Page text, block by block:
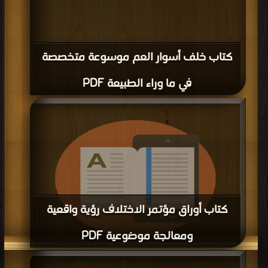
كتاب خلف أسوار العم موسوعة متخصصة
في ما وراء الطبيعة PDF
كتاب أوراق مؤتمر الاختلاف رؤية واقعية
ومعالجة موضوعية PDF
قراءة و تحميل كتاب كتاب أوراق مؤتمر الاختلاف رؤية واقعية ومعالجة موضوعية PDF